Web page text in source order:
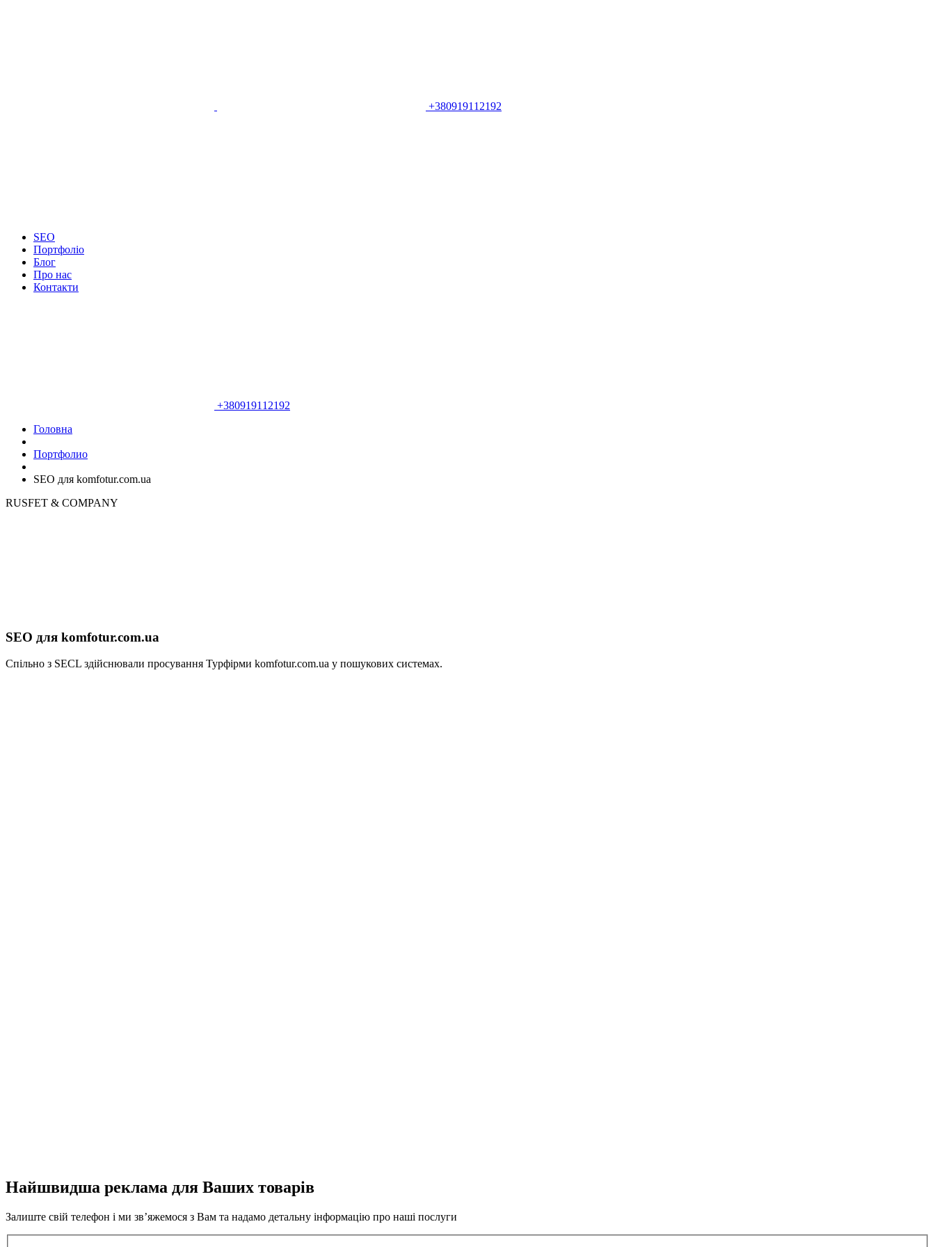
+380919112192
SEO
Портфоліо
Блог
Про нас
Контакти
+380919112192
Головна
Портфолио
SEO для komfotur.com.ua
RUSFET & COMPANY
SEO для komfotur.com.ua
Спільно з SECL здійснювали просування Турфірми komfotur.com.ua у пошукових системах.
Найшвидша реклама для Ваших товарів
Залиште свій телефон і ми зв’яжемося з Вам та надамо детальну інформацію про наші послуги